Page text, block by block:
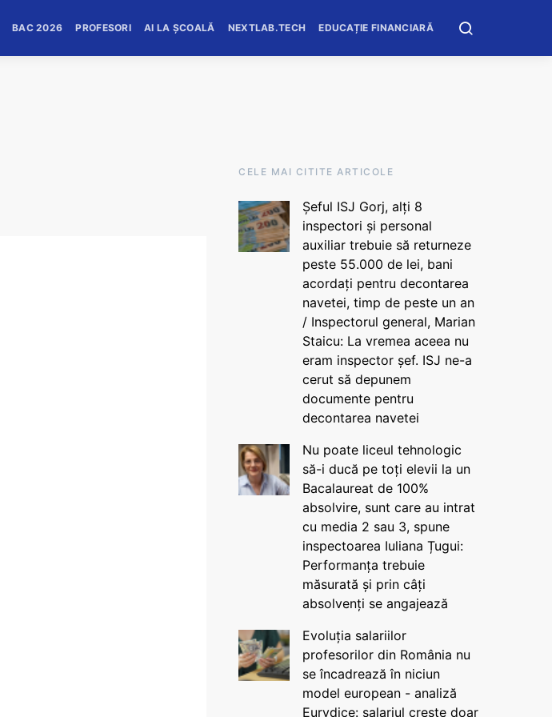
BAC 2026 PROFESORI AI LA ȘCOALĂ NEXTLAB.TECH EDUCAȚIE FINANCIARĂ
CELE MAI CITITE ARTICOLE
Șeful ISJ Gorj, alți 8
inspectori și personal
auxiliar trebuie să returneze
peste 55.000 de lei, bani
acordați pentru decontarea
navetei, timp de peste un an
/ Inspectorul general, Marian
Staicu: La vremea aceea nu
eram inspector șef. ISJ ne-a
cerut să depunem
documente pentru
decontarea navetei
Nu poate liceul tehnologic
să-i ducă pe toți elevii la un
Bacalaureat de 100%
absolvire, sunt care au intrat
cu media 2 sau 3, spune
inspectoarea Iuliana Țugui:
Performanța trebuie
măsurată și prin câți
absolvenți se angajează
Evoluția salariilor
profesorilor din România nu
se încadrează în niciun
model european - analiză
Eurydice: salariul crește doar